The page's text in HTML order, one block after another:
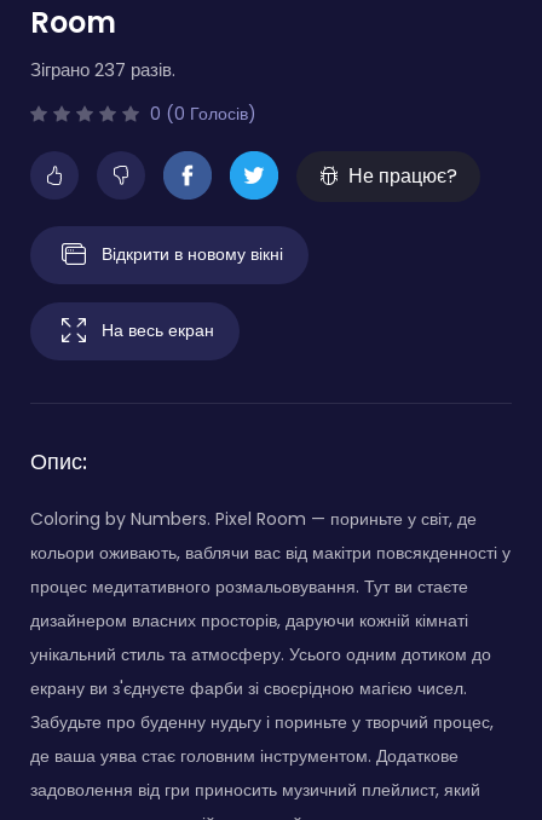
Room
Зіграно 237 разів.
0 (0 Голосів)
Не працює?
Відкрити в новому вікні
На весь екран
Опис:
Coloring by Numbers. Pixel Room — пориньте у світ, де
кольори оживають, ваблячи вас від макітри повсякденності у
процес медитативного розмальовування. Тут ви стаєте
дизайнером власних просторів, даруючи кожній кімнаті
унікальний стиль та атмосферу. Усього одним дотиком до
екрану ви з'єднуєте фарби зі своєрідною магією чисел.
Забудьте про буденну нудьгу і пориньте у творчий процес,
де ваша уява стає головним інструментом. Додаткове
задоволення від гри приносить музичний плейлист, який